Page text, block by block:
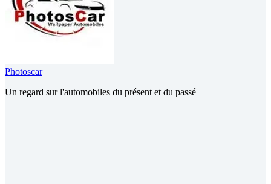
Photoscar
Un regard sur l'automobiles du présent et du passé